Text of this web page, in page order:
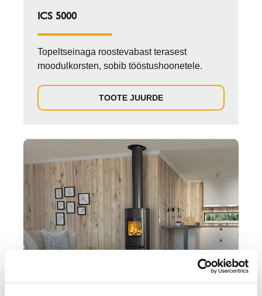
ICS 5000
Topeltseinaga roostevabast terasest
moodulkorsten, sobib tööstushoonetele.
TOOTE JUURDE